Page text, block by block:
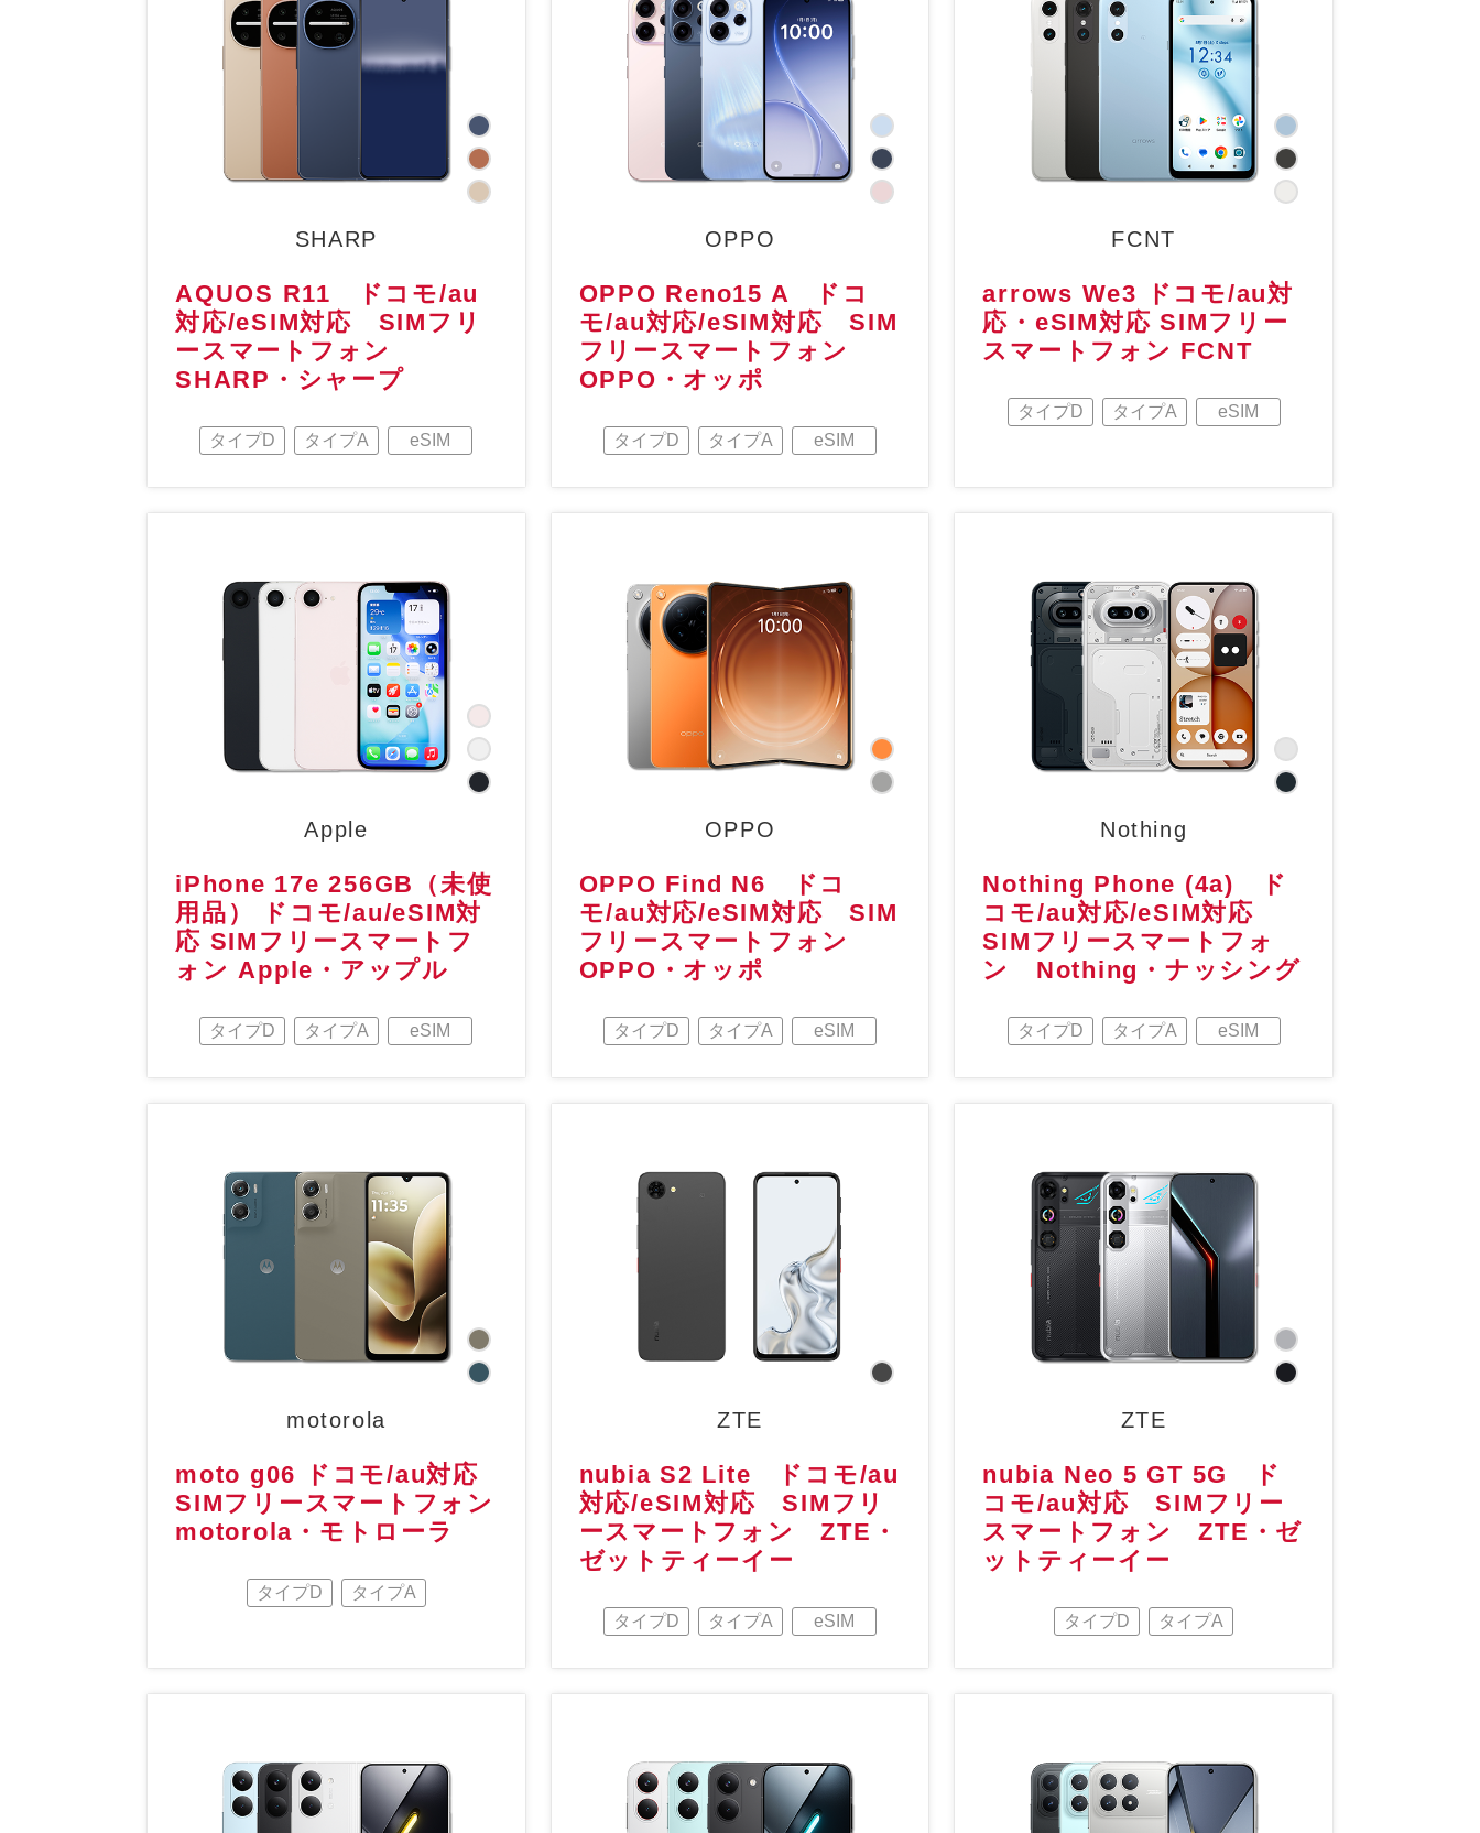
SHARP
AQUOS R11 ドコモ/au
対応/eSIM対応 SIMフリ
ースマートフォン
SHARP・シャープ
タイプD タイプA eSIM
OPPO
OPPO Reno15 A ドコ
モ/au対応/eSIM対応 SIM
フリースマートフォン
OPPO・オッポ
タイプD タイプA eSIM
FCNT
arrows We3 ドコモ/au対
応・eSIM対応 SIMフリー
スマートフォン FCNT
タイプD タイプA eSIM
Apple
iPhone 17e 256GB（未使
用品） ドコモ/au/eSIM対
応 SIMフリースマートフ
ォン Apple・アップル
タイプD タイプA eSIM
OPPO
OPPO Find N6 ドコ
モ/au対応/eSIM対応 SIM
フリースマートフォン
OPPO・オッポ
タイプD タイプA eSIM
Nothing
Nothing Phone (4a) ド
コモ/au対応/eSIM対応
SIMフリースマートフォ
ン Nothing・ナッシング
タイプD タイプA eSIM
motorola
moto g06 ドコモ/au対応
SIMフリースマートフォン
motorola・モトローラ
タイプD タイプA
ZTE
nubia S2 Lite ドコモ/au
対応/eSIM対応 SIMフリ
ースマートフォン ZTE・
ゼットティーイー
タイプD タイプA eSIM
ZTE
nubia Neo 5 GT 5G ド
コモ/au対応 SIMフリー
スマートフォン ZTE・ゼ
ットティーイー
タイプD タイプA